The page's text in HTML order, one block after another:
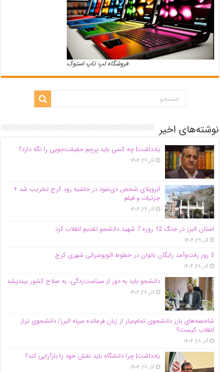
فروشگاه لپ تاپ استوک
نوشته‌های اخیر
یادداشت| ‌چه کسی باید پرچم حقیقت‌جویی را نگه دارد؟
آذر ۲۹, ۱۴۰۴
اَبَر‌ویلای شخص ذی‌نفوذ در حاشیه‌ رود کرج تخریب شد +
جزئیات و فیلم
آذر ۲۹, ۱۴۰۴
استان البرز در جنگ 12 روزه 7 شهید دانشجو تقدیم انقلاب کرد
آذر ۲۹, ۱۴۰۴
3 روز رفت‌وآمد رایگان بانوان در خطوط اتوبوسرانی شهری کرج
آذر ۲۸, ۱۴۰۴
دانشجو باید به دور از سیاست‌زدگی، به صلاح کشور بیندیشد
آذر ۲۸, ۱۴۰۴
شاخصه‌های بارز دانشجوی تمام‌عیار از زبان فرمانده سپاه البرز/ دانشجوی تراز
انقلاب کیست؟
آذر ۲۸, ۱۴۰۴
یادداشت| چرا دانشگاه باید نقش خود را بازآرایی کند؟
آذر ۲۷, ۱۴۰۴